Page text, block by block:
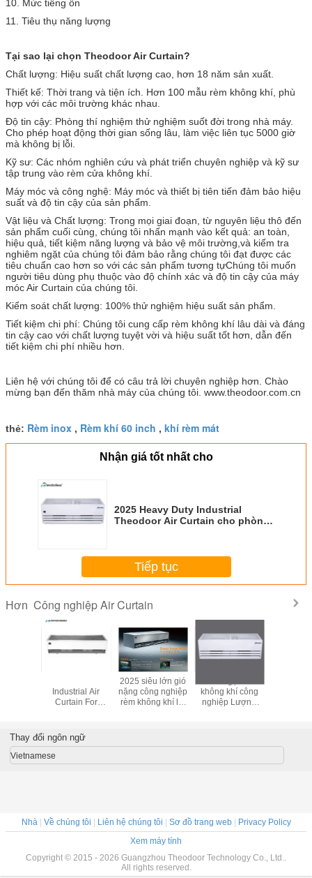
10. Mức tiếng ồn
11. Tiêu thụ năng lượng
Tại sao lại chọn Theodoor Air Curtain?
Chất lượng: Hiệu suất chất lượng cao, hơn 18 năm sản xuất.
Thiết kế: Thời trang và tiện ích. Hơn 100 mẫu rèm không khí, phù
hợp với các môi trường khác nhau.
Độ tin cậy: Phòng thí nghiệm thử nghiệm suốt đời trong nhà máy.
Cho phép hoạt động thời gian sống lâu, làm việc liên tục 5000 giờ
mà không bị lỗi.
Kỹ sư: Các nhóm nghiên cứu và phát triển chuyên nghiệp và kỹ sư
tập trung vào rèm cửa không khí.
Máy móc và công nghệ: Máy móc và thiết bị tiên tiến đảm bảo hiệu
suất và độ tin cậy của sản phẩm.
Vật liệu và Chất lượng: Trong mọi giai đoạn, từ nguyên liệu thô đến
sản phẩm cuối cùng, chúng tôi nhấn mạnh vào kết quả: an toàn,
hiệu quả, tiết kiệm năng lượng và bảo vệ môi trường,và kiểm tra
nghiêm ngặt của chúng tôi đảm bảo rằng chúng tôi đạt được các
tiêu chuẩn cao hơn so với các sản phẩm tương tựChúng tôi muốn
người tiêu dùng phụ thuộc vào độ chính xác và độ tin cậy của máy
móc Air Curtain của chúng tôi.
Kiểm soát chất lượng: 100% thử nghiệm hiệu suất sản phẩm.
Tiết kiệm chi phí: Chúng tôi cung cấp rèm không khí lâu dài và đáng
tin cậy cao với chất lượng tuyệt vời và hiệu suất tốt hơn, dẫn đến
tiết kiệm chi phí nhiều hơn.
Liên hệ với chúng tôi để có câu trả lời chuyên nghiệp hơn. Chào
mừng bạn đến thăm nhà máy của chúng tôi. www.theodoor.com.cn
thẻ: Rèm inox , Rèm khí 60 inch , khí rèm mát
Nhận giá tốt nhất cho
2025 Heavy Duty Industrial
Theodoor Air Curtain cho phòng
Tiếp tục
Hơn Công nghiệp Air Curtain
ở 5-
Industrial Air
Curtain For
Warehouse Over
Door Air Blower Ở
2025 siêu lớn gió
nặng công nghiệp
rèm không khí lối
không khí công
nghiệp Lượng
đầu cuối cửa mở
Thay đổi ngôn ngữ
Vietnamese
Nhà| Về chúng tôi Liên hệ chúng tôi Sơ đồ trang web|
Privacy Policy
Xem máy tính
Copyright © 2015 - 2026 Guangzhou Theodoor Technology Co., Ltd..
All rights reserved.